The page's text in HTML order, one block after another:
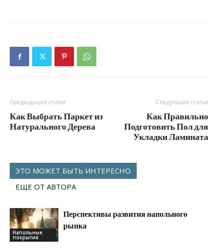
Предыдущая статья
Как Выбрать Паркет из
Натурального Дерева
Следующая статья
Как Правильно
Подготовить Пол для
Укладки Ламината
ЭТО МОЖЕТ БЫТЬ ИНТЕРЕСНО
ЕЩЕ ОТ АВТОРА
Напольные
покрытия
Перспективы развития напольного
рынка